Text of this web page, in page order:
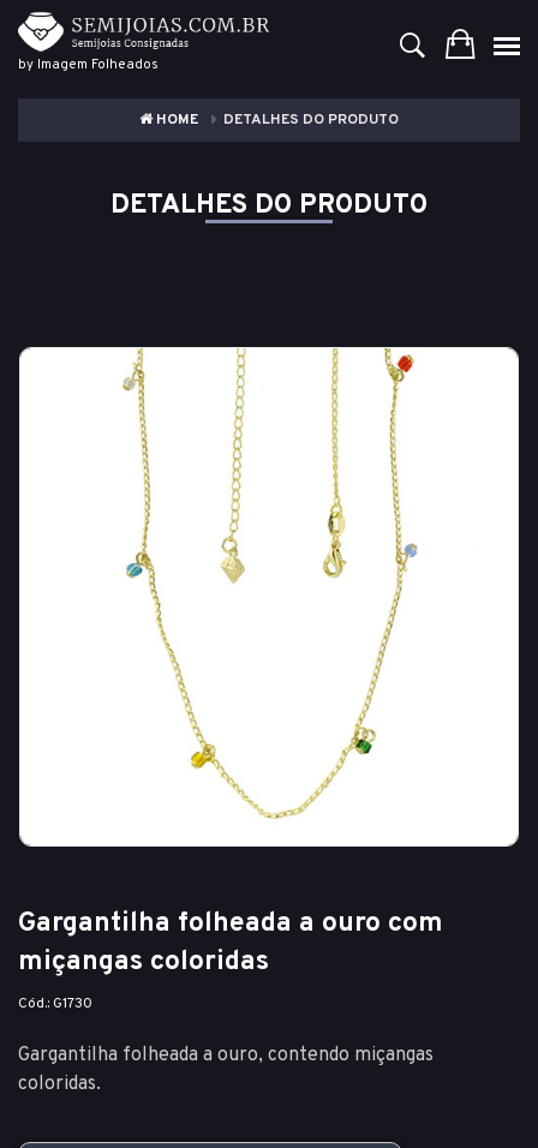
by Imagem Folheados
HOME DETALHES DO PRODUTO
DETALHES DO PRODUTO
Gargantilha folheada a ouro com
miçangas coloridas
Cód.: G1730
Gargantilha folheada a ouro, contendo miçangas
coloridas.